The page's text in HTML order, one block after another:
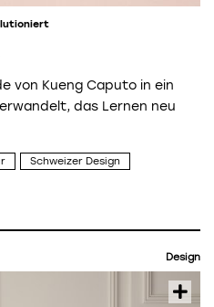
von Kueng Caputo in ein
das Lernen neu
Schweizer Design
Design